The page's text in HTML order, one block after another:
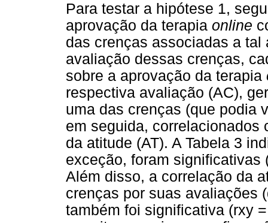
Para testar a hipótese 1,
aprovação da terapia online
das crenças associadas a
avaliação dessas crenças,
sobre a aprovação da terapia
respectiva avaliação (AC),
uma das crenças (que podia
em seguida, correlacionados
da atitude (AT). A Tabela 3
exceção, foram significativas
Além disso, a correlação da
crenças por suas avaliações
também foi significativa (rxy